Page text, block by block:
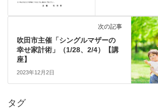
次の記事
吹田市主催「シングルマザーの
幸せ家計術」（1/28、2/4）【講
座】
2023年12月2日
タグ